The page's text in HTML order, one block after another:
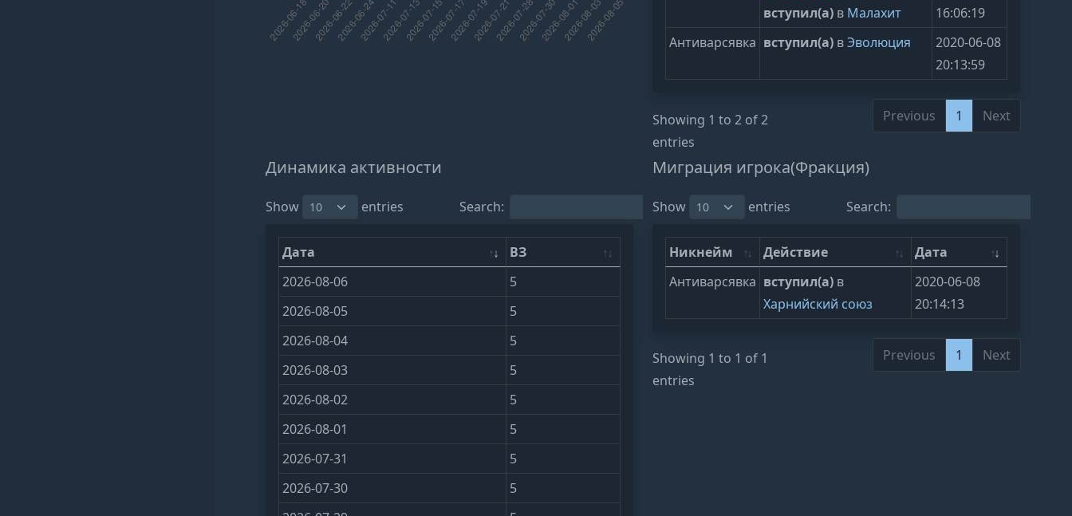
вступил(а) в Малахит
16:06:19
Антиварсявка вступил(а) вЭволюция
2020-06-08
20:13:59
Showing 1 to 2 of 2
entries
Previous 1 Next
Динамика активности
Show entries Search:
Дата
ВЗ
2026-08-06
5
2026-08-05
5
2026-08-04
5
2026-08-03
5
2026-08-02
5
2026-08-01
5
2026-07-31
5
2026-07-30
5
Миграция игрока(Фракция)
Show entries Search:
Никнейм Действие
Дата
Антиварсявка вступил(а) в
Харнийский союз
2020-06-08
20:14:13
Showing 1 to 1 of 1
entries
Previous 1 Next